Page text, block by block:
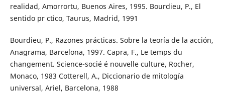
realidad, Amorrortu, Buenos Aires, 1995. Bourdieu, P., El
sentido pr ctico, Taurus, Madrid, 1991
Bourdieu, P., Razones prácticas. Sobre la teoría de la acción,
Anagrama, Barcelona, 1997. Capra, F., Le temps du
changement. Science-socié é nouvelle culture, Rocher,
Monaco, 1983 Cotterell, A., Diccionario de mitología
universal, Ariel, Barcelona, 1988